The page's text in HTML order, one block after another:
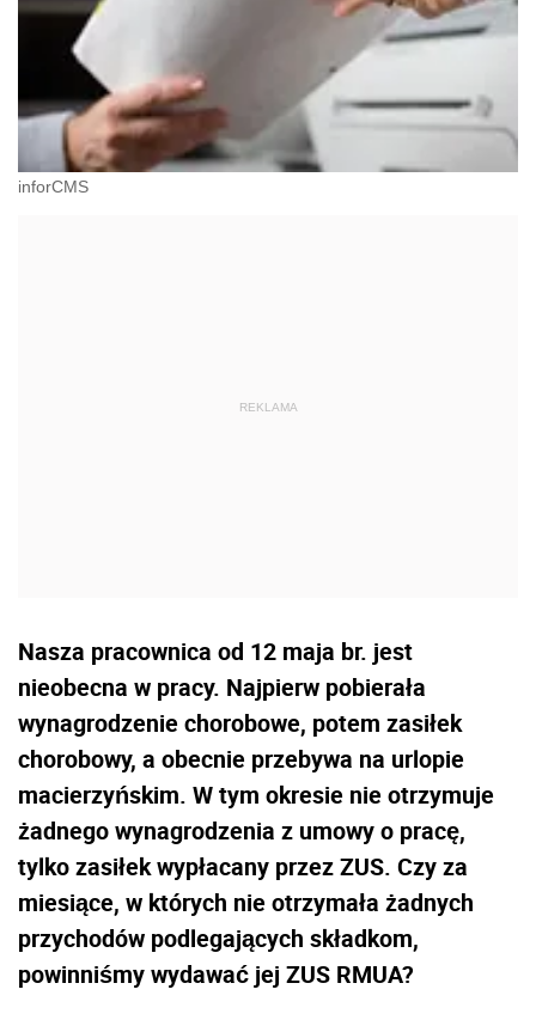
inforCMS
Nasza pracownica od 12 maja br. jest
nieobecna w pracy. Najpierw pobierała
wynagrodzenie chorobowe, potem zasiłek
chorobowy, a obecnie przebywa na urlopie
macierzyńskim. W tym okresie nie otrzymuje
żadnego wynagrodzenia z umowy o pracę,
tylko zasiłek wypłacany przez ZUS. Czy za
miesiące, w których nie otrzymała żadnych
przychodów podlegających składkom,
powinniśmy wydawać jej ZUS RMUA?